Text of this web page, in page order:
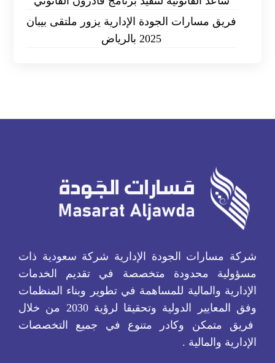
فريق مسارات الجودة الإدارية يزور ملتقى بيبان
2025 بالرياض
شركة مسارات الجودة الإدارية شركة سعودية ذات
مسؤولية محدودة متخصصة في تقديم الخدمات
الإدارية والمالية للمساهمة في تطوير وبناء المنظمات
وفق المعايير الدولية وتحقيقا لرؤية 2030 من خلال
فريق متمكن وكادر متنوع في جميع التخصصات
الإدارية والمالية .